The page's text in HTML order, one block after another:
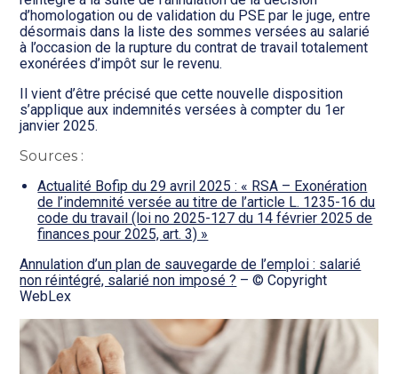
d’homologation ou de validation du PSE par le juge, entre
désormais dans la liste des sommes versées au salarié
à l’occasion de la rupture du contrat de travail totalement
exonérées d’impôt sur le revenu.
Il vient d’être précisé que cette nouvelle disposition
s’applique aux indemnités versées à compter du 1er
janvier 2025.
Sources :
Actualité Bofip du 29 avril 2025 : « RSA – Exonération
de l’indemnité versée au titre de l’article L. 1235-16 du
code du travail (loi no 2025-127 du 14 février 2025 de
finances pour 2025, art. 3) »
Annulation d’un plan de sauvegarde de l’emploi : salarié
non réintégré, salarié non imposé ? – © Copyright
WebLex